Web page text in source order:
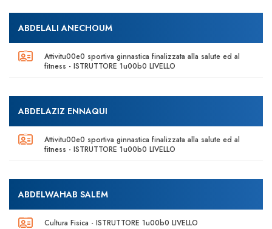
ABDELALI ANECHOUM
Attivitu00e0 sportiva ginnastica finalizzata alla salute ed al
fitness - ISTRUTTORE 1u00b0 LIVELLO
ABDELAZIZ ENNAQUI
Attivitu00e0 sportiva ginnastica finalizzata alla salute ed al
fitness - ISTRUTTORE 1u00b0 LIVELLO
ABDELWAHAB SALEM
Cultura Fisica - ISTRUTTORE 1u00b0 LIVELLO